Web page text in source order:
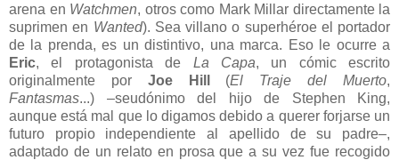
arena en Watchmen, otros como Mark Millar directamente la
suprimen en Wanted). Sea villano o superhéroe el portador
de la prenda, es un distintivo, una marca. Eso le ocurre a
Eric, el protagonista de La Capa, un cómic escrito
originalmente por Joe Hill (El Traje del Muerto,
Fantasmas...) –seudónimo del hijo de Stephen King,
aunque está mal que lo digamos debido a querer forjarse un
futuro propio independiente al apellido de su padre–,
adaptado de un relato en prosa que a su vez fue recogido